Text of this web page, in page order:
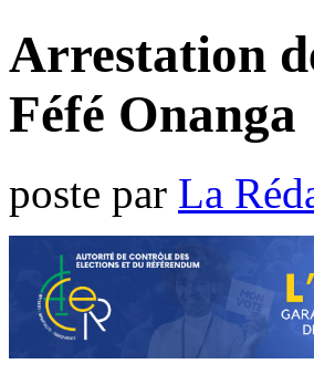
Arrestation
Féfé Onanga
poste par La